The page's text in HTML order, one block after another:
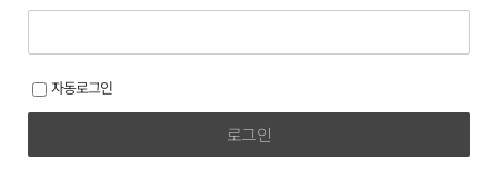
자동로그인
로그인